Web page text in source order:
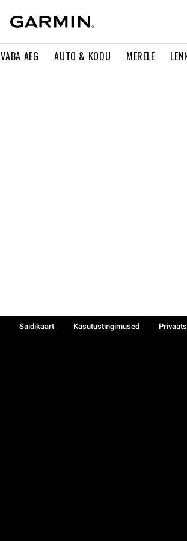
VABA AEG AUTO & KODU MERELE
Saidikaart Kasutustingimused